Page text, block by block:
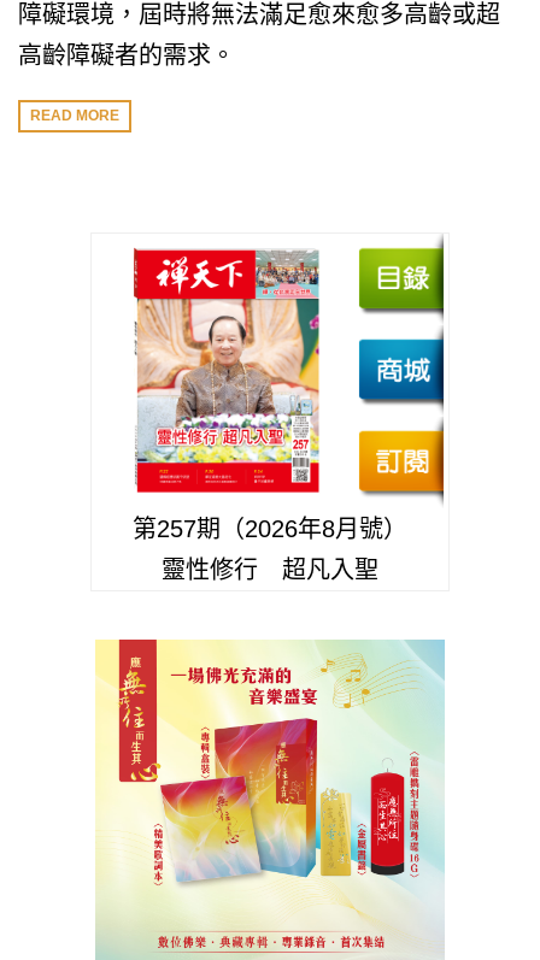
障礙環境，屆時將無法滿足愈來愈多高齡或超
高齡障礙者的需求。
READ MORE
第257期（2026年8月號）
靈性修行 超凡入聖